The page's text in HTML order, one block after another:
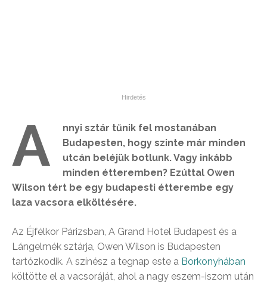
A
nnyi sztár tűnik fel mostanában
Budapesten, hogy szinte már minden
utcán beléjük botlunk. Vagy inkább
minden étteremben? Ezúttal Owen
Wilson tért be egy budapesti étterembe egy
laza vacsora elköltésére.
Az Éjfélkor Párizsban, A Grand Hotel Budapest és a
Lángelmék sztárja, Owen Wilson is Budapesten
tartózkodik. A színész a tegnap este a Borkonyhában
költötte el a vacsoráját, ahol a nagy eszem-iszom után